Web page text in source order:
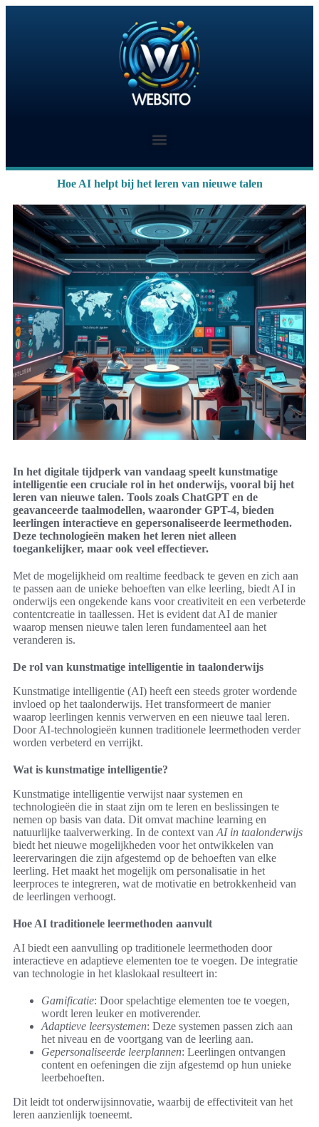
Hoe AI helpt bij het leren van nieuwe talen
In het digitale tijdperk van vandaag speelt kunstmatige
intelligentie een cruciale rol in het onderwijs, vooral bij het
leren van nieuwe talen. Tools zoals ChatGPT en de
geavanceerde taalmodellen, waaronder GPT-4, bieden
leerlingen interactieve en gepersonaliseerde leermethoden.
Deze technologieën maken het leren niet alleen
toegankelijker, maar ook veel effectiever.
Met de mogelijkheid om realtime feedback te geven en zich aan
te passen aan de unieke behoeften van elke leerling, biedt AI in
onderwijs een ongekende kans voor creativiteit en een verbeterde
contentcreatie in taallessen. Het is evident dat AI de manier
waarop mensen nieuwe talen leren fundamenteel aan het
veranderen is.
De rol van kunstmatige intelligentie in taalonderwijs
Kunstmatige intelligentie (AI) heeft een steeds groter wordende
invloed op het taalonderwijs. Het transformeert de manier
waarop leerlingen kennis verwerven en een nieuwe taal leren.
Door AI-technologieën kunnen traditionele leermethoden verder
worden verbeterd en verrijkt.
Wat is kunstmatige intelligentie?
Kunstmatige intelligentie verwijst naar systemen en
technologieën die in staat zijn om te leren en beslissingen te
nemen op basis van data. Dit omvat machine learning en
natuurlijke taalverwerking. In de context van AI in taalonderwijs
biedt het nieuwe mogelijkheden voor het ontwikkelen van
leerervaringen die zijn afgestemd op de behoeften van elke
leerling. Het maakt het mogelijk om personalisatie in het
leerproces te integreren, wat de motivatie en betrokkenheid van
de leerlingen verhoogt.
Hoe AI traditionele leermethoden aanvult
AI biedt een aanvulling op traditionele leermethoden door
interactieve en adaptieve elementen toe te voegen. De integratie
van technologie in het klaslokaal resulteert in:
Gamificatie: Door spelachtige elementen toe te voegen,
wordt leren leuker en motiverender.
Adaptieve leersystemen: Deze systemen passen zich aan
het niveau en de voortgang van de leerling aan.
Gepersonaliseerde leerplannen: Leerlingen ontvangen
content en oefeningen die zijn afgestemd op hun unieke
leerbehoeften.
Dit leidt tot onderwijsinnovatie, waarbij de effectiviteit van het
leren aanzienlijk toeneemt.